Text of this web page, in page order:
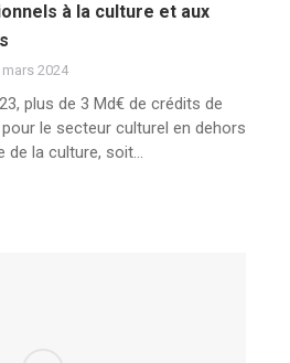
à la culture et aux
mars 2024
plus de 3 Md€ de crédits de
pour le secteur culturel en dehors
de la culture, soit…